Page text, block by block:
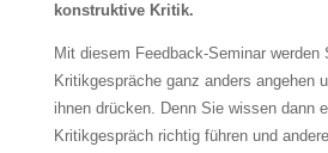
konstruktive Kritik.
Mit diesem Feedback-Seminar werden
Kritikgespräche ganz anders angehen
ihnen drücken. Denn Sie wissen dann
Kritikgespräch richtig führen und